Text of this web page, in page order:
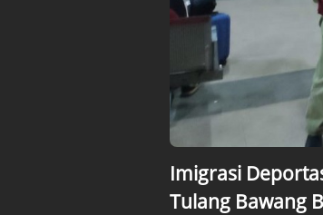
Imigrasi
Tulang Bawang